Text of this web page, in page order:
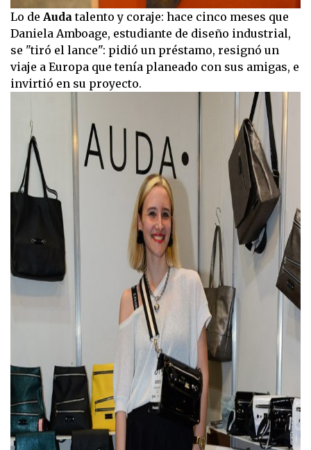
Lo de Auda talento y coraje: hace cinco meses que
Daniela Amboage, estudiante de diseño industrial,
se "tiró el lance": pidió un préstamo, resignó un
viaje a Europa que tenía planeado con sus amigas, e
invirtió en su proyecto.